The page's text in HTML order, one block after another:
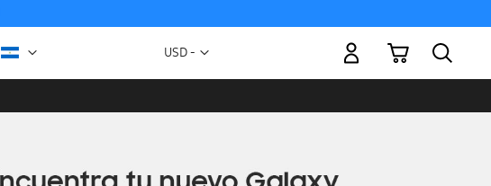
Moneda
USD -
Mi carrito